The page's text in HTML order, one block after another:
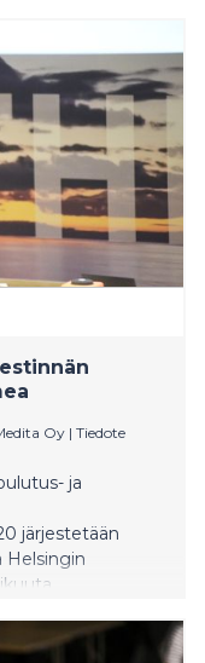
tammikuuta.
Oy | Tiedote
ja
järjestetään
Helsingin